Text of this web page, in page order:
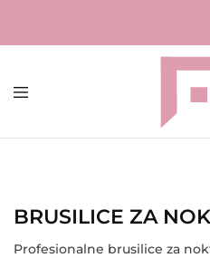
FAME
Profesionalna
BRUSILICE ZA
Profesionalne brusilice za